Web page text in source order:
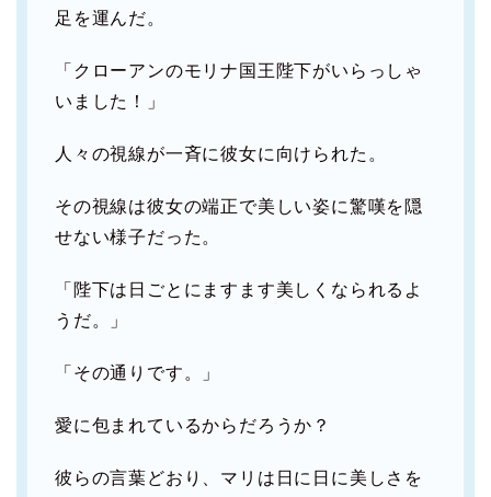
足を運んだ。
「クローアンのモリナ国王陛下がいらっしゃ
いました！」
人々の視線が一斉に彼女に向けられた。
その視線は彼女の端正で美しい姿に驚嘆を隠
せない様子だった。
「陛下は日ごとにますます美しくなられるよ
うだ。」
「その通りです。」
愛に包まれているからだろうか？
彼らの言葉どおり、マリは日に日に美しさを